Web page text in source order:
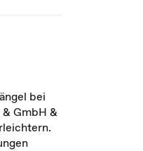
bei
GmbH &